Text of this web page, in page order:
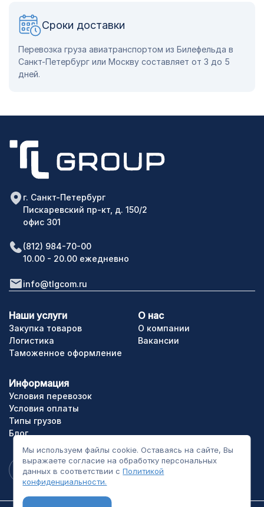
Сроки доставки
Перевозка груза авиатранспортом из Билефельда в
Санкт-Петербург или Москву составляет от 3 до 5
дней.
Мы используем файлы cookie. Оставаясь на сайте, Вы
выражаете согласие на обработку персональных
данных в соответствии сПолитикой
конфиденциальности.
г. Санкт-Петербург
Пискаревский пр-кт, д. 150/2
офис 301
(812) 984-70-00
10.00 - 20.00 ежедневно
info@tlgcom.ru
Закупка товаров
Наши услуги
Логистика
Таможенное оформление
О нас
О компании
Вакансии
Информация
Условия перевозок
Условия оплаты
Типы грузов
Блог